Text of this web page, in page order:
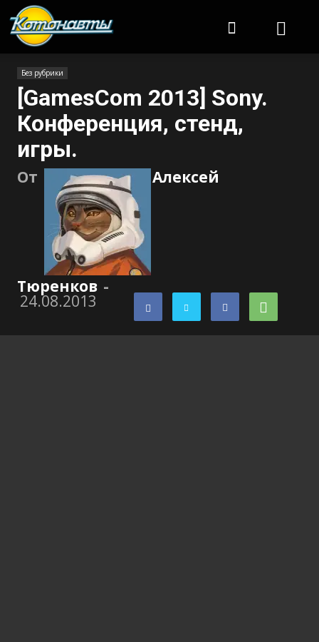
Без рубрики
[GamesCom 2013] Sony.
Конференция, стенд,
игры.
От Алексей
Тюренков -
24.08.2013